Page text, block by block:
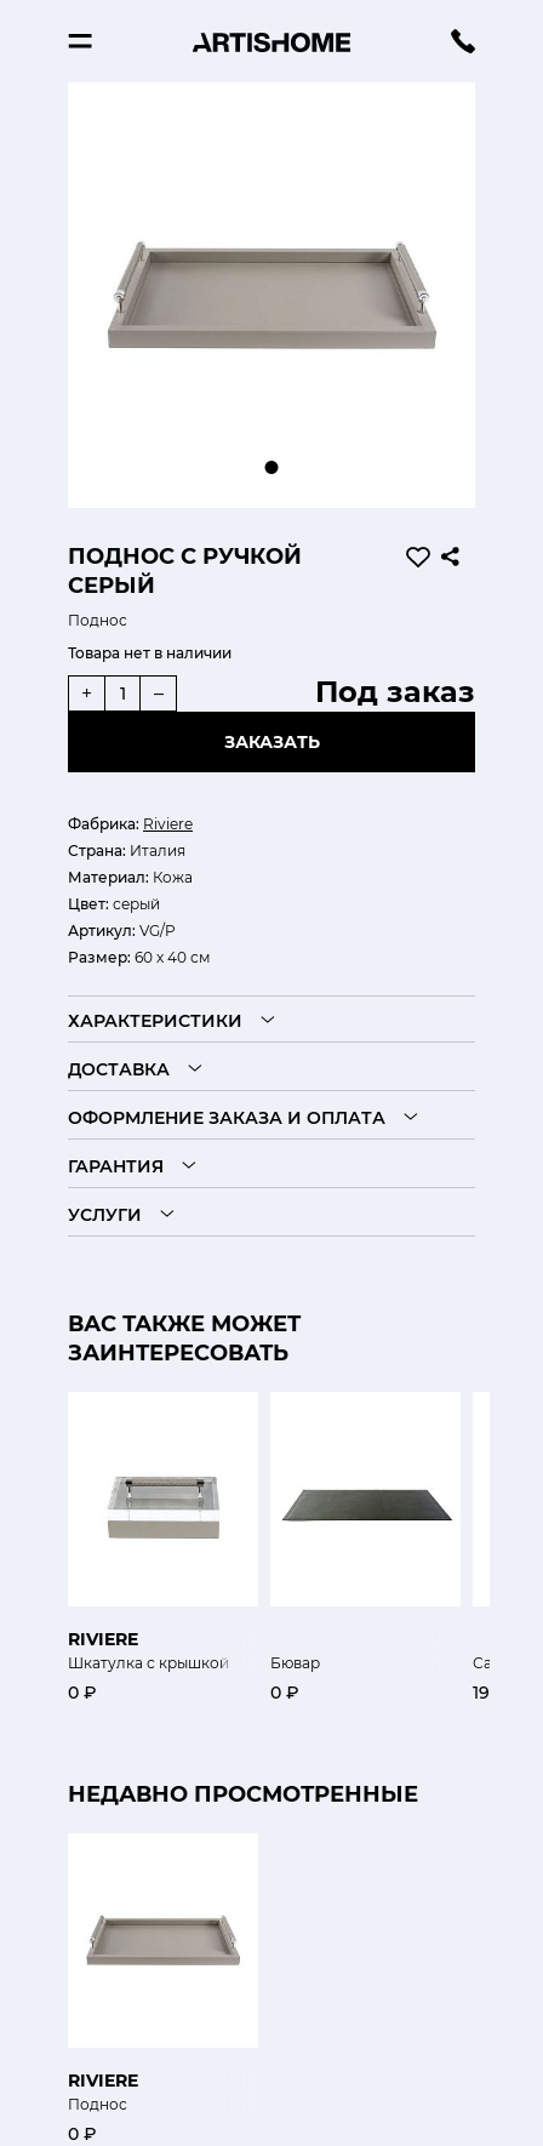
ПОДНОС С РУЧКОЙ
СЕРЫЙ
Поднос
Фабрика: Riviere
Страна: Италия
Материал: Кожа
Цвет: серый
Артикул: VG/P
Размер: 60 х 40 см
Товара нет в наличии
Под заказ
+ –
ЗАКАЗАТЬ
ХАРАКТЕРИСТИКИ
ДОСТАВКА
ОФОРМЛЕНИЕ ЗАКАЗА И ОПЛАТА
ГАРАНТИЯ
УСЛУГИ
ВАС ТАКЖЕ МОЖЕТ
ЗАИНТЕРЕСОВАТЬ
RIVIERE
Шкатулка с крышкой
0 ₽
Бювар
0 ₽ 19 800
НЕДАВНО ПРОСМОТРЕННЫЕ
RIVIERE
Поднос
0 ₽